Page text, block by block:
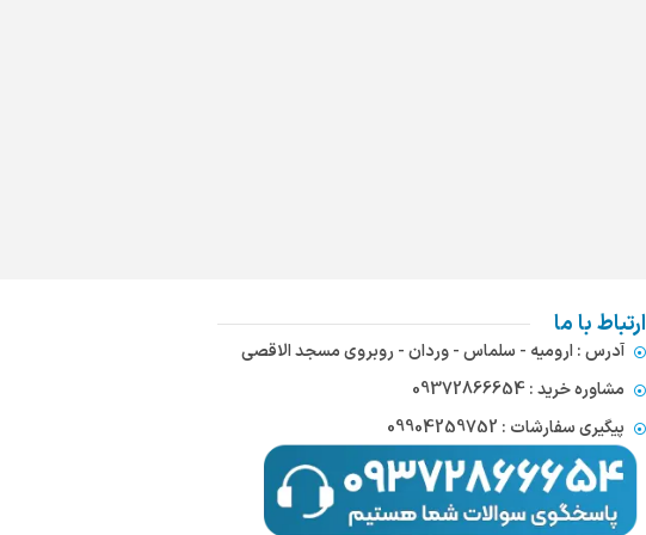
ارتباط با ما
آدرس : ارومیه - سلماس - وردان - روبروی مسجد الاقصی
مشاوره خرید : 09372866654
پیگیری سفارشات : 09904259752